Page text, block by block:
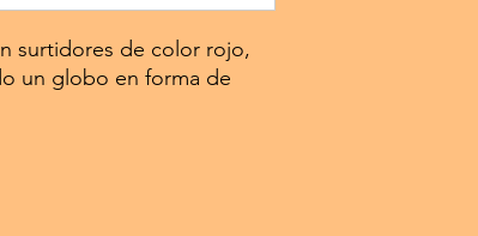
surtidores de color rojo,
un globo en forma de